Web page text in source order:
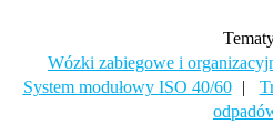
Wózki zabiegowe i
System modułowy ISO 40/60
|